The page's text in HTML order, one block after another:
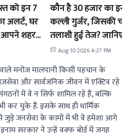
को इन 7
अलर्ट, घर
शहर
कौन है 30 हजार का
कल्ली गुर्जर, जिसकी
तलाशी हुई तेज? जानिए
कहानी
Aug 10 2026 4:27 PM
मनोज मालपानी किसी पहचान के
और सार्वजनिक जीवन में एक्टिव रहे
में वे न सिर्फ शामिल रहे हैं, बल्कि
कर चुके हैं. इसके साथ ही धार्मिक
जुड़े जनसेवा के कामों में भी वे हमेशा आगे
सरकार ने उन्हें वक्फ बोर्ड में जगह